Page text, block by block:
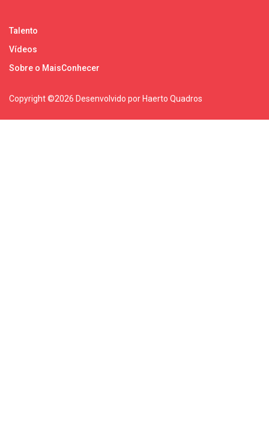
Talento
Vídeos
Sobre o MaisConhecer
Copyright ©2026 Desenvolvido por Haerto Quadros